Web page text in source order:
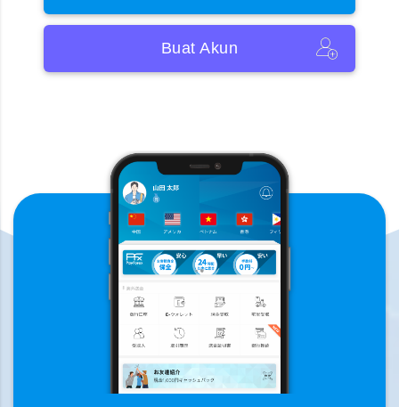
Buat Akun